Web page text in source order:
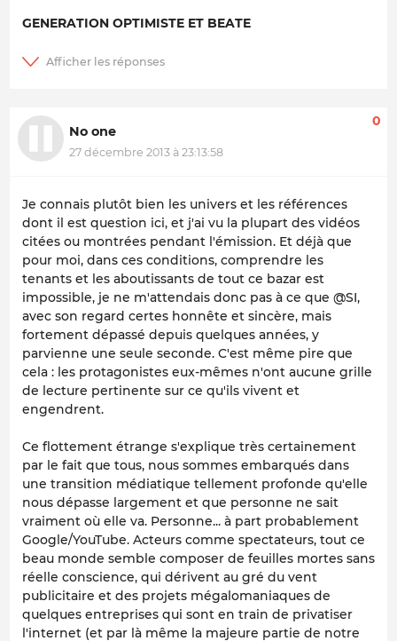
GENERATION OPTIMISTE ET BEATE
No one
27 décembre 2013 à 23:13:58
0
Je connais plutôt bien les univers et les références
dont il est question ici, et j'ai vu la plupart des vidéos
citées ou montrées pendant l'émission. Et déjà que
pour moi, dans ces conditions, comprendre les
tenants et les aboutissants de tout ce bazar est
impossible, je ne m'attendais donc pas à ce que @SI,
avec son regard certes honnête et sincère, mais
fortement dépassé depuis quelques années, y
parvienne une seule seconde. C'est même pire que
cela : les protagonistes eux-mêmes n'ont aucune grille
de lecture pertinente sur ce qu'ils vivent et
engendrent.
Ce flottement étrange s'explique très certainement
par le fait que tous, nous sommes embarqués dans
une transition médiatique tellement profonde qu'elle
nous dépasse largement et que personne ne sait
vraiment où elle va. Personne... à part probablement
Google/YouTube. Acteurs comme spectateurs, tout ce
beau monde semble composer de feuilles mortes sans
réelle conscience, qui dérivent au gré du vent
publicitaire et des projets mégalomaniaques de
quelques entreprises qui sont en train de privatiser
l'internet (et par là même la majeure partie de notre